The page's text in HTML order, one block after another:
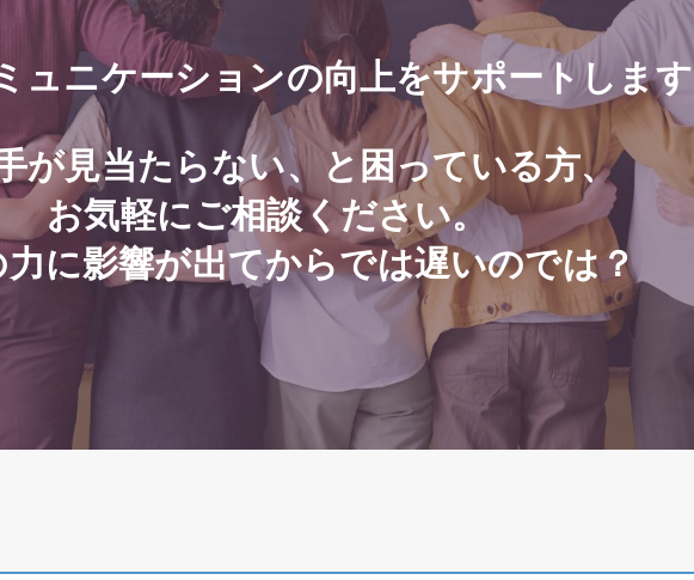
ュニケーションの向上をサポートします
が見当たらない、と困っている方、
お気軽にご相談ください。
に影響が出てからでは遅いのでは？